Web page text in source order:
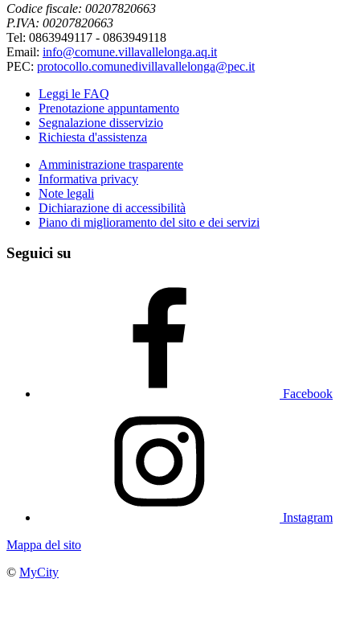
Codice fiscale: 00207820663
P.IVA: 00207820663
Tel: 0863949117 - 0863949118
Email: info@comune.villavallelonga.aq.it
PEC: protocollo.comunedivillavallelonga@pec.it
Leggi le FAQ
Prenotazione appuntamento
Segnalazione disservizio
Richiesta d'assistenza
Amministrazione trasparente
Informativa privacy
Note legali
Dichiarazione di accessibilità
Piano di miglioramento del sito e dei servizi
Seguici su
Facebook
Instagram
Mappa del sito
© MyCity